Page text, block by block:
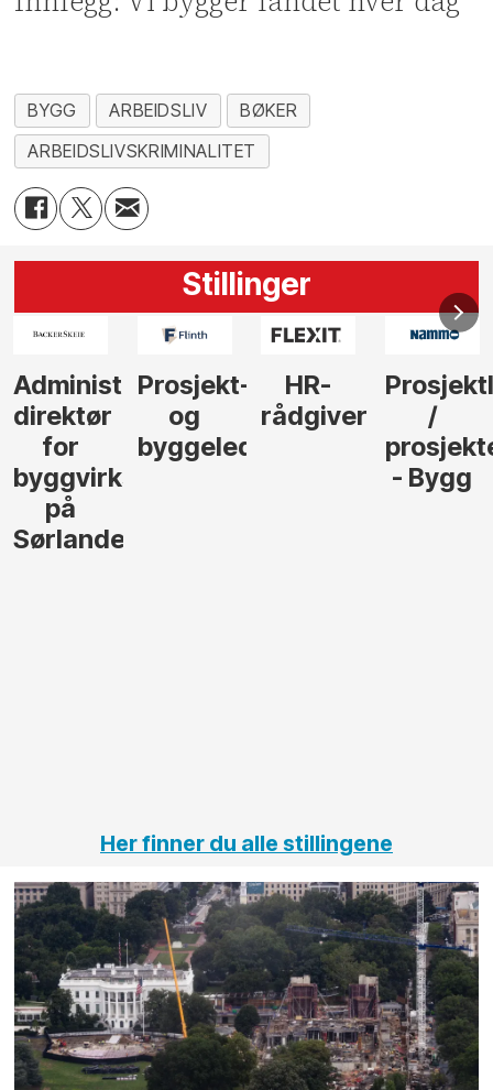
BYGG ARBEIDSLIV
BØKER
ARBEIDSLIVSKRIMINALITET
Stillinger
HR-
rådgiver
Prosjektleder
/
prosjekteringsleder
Vi
behøver
elektrofagfolk
Anlegg
søker
Elektro
Her finner du alle stillingene